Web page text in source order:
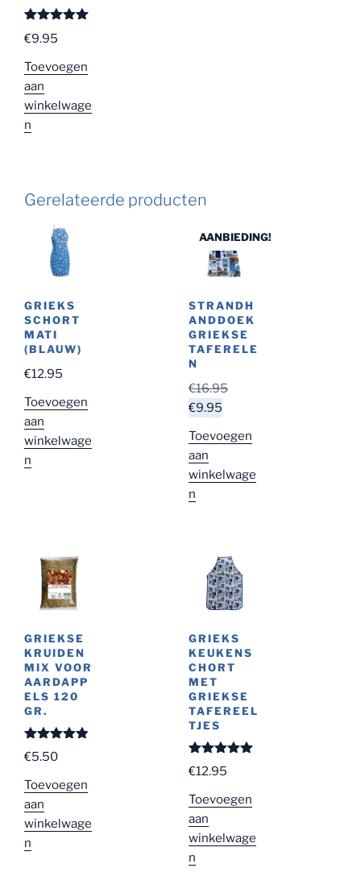
Gewaardeer
d5.00
€9.95
Toevoegen
aan
winkelwage
n
Gerelateerde producten
GRIEKS
SCHORT
MATI
(BLAUW)
€12.95
Toevoegen
aan
winkelwage
n
AANBIEDING!
STRANDH
ANDDOEK
GRIEKSE
TAFERELE
N
€16.95Oorspronkelijke
€16.95.
€9.95
is:
Toevoegen
aan
winkelwage
n
GRIEKSE
KRUIDEN
MIX VOOR
AARDAPP
ELS 120
GR.
Gewaardeer
d4.83
€5.50
Toevoegen
aan
winkelwage
n
GRIEKS
KEUKENS
CHORT
MET
GRIEKSE
TAFEREEL
TJES
Gewaardeer
d5.00uit
€12.95
Toevoegen
aan
winkelwage
n